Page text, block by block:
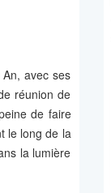
avec ses
réunion de
de faire
le long de la
la lumière